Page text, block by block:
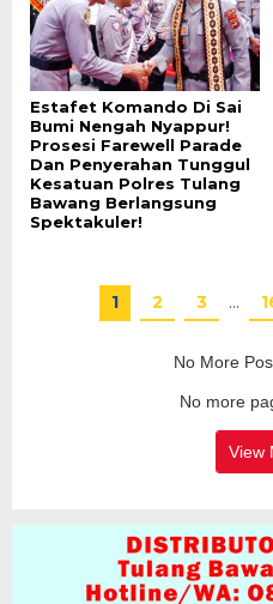
Estafet Komando Di Sai
Bumi Nengah Nyappur!
Prosesi Farewell Parade
Dan Penyerahan Tunggul
Kesatuan Polres Tulang
Bawang Berlangsung
Spektakuler!
1 2 3 …
No More
No more
View